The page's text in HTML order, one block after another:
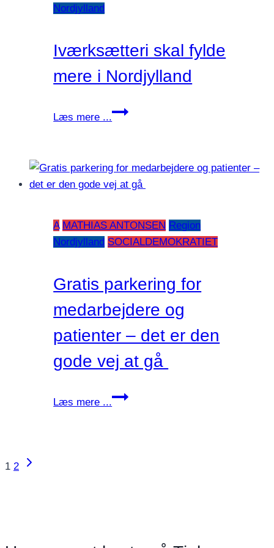
Nordjylland
Iværksætteri skal fylde
mere i Nordjylland
Læs mere ...
Iværksætteri
i
Nordjylland
A MATHIAS ANTONSEN Region
Nordjylland SOCIALDEMOKRATIET
Gratis parkering for
medarbejdere og
patienter – det er den
gode vej at gå
Læs mere ...
Gratis
Side
1 2
Næste